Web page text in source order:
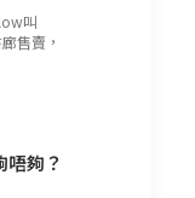
叫
售賣，
夠？